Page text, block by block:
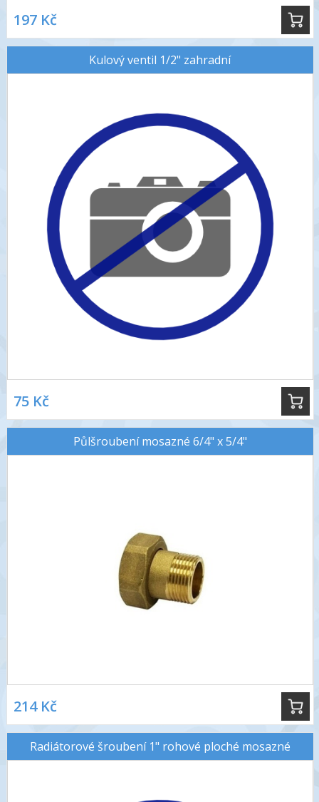
197 Kč
Kulový ventil 1/2" zahradní
75 Kč
Půlšroubení mosazné 6/4" x 5/4"
214 Kč
Radiátorové šroubení 1" rohové ploché mosazné